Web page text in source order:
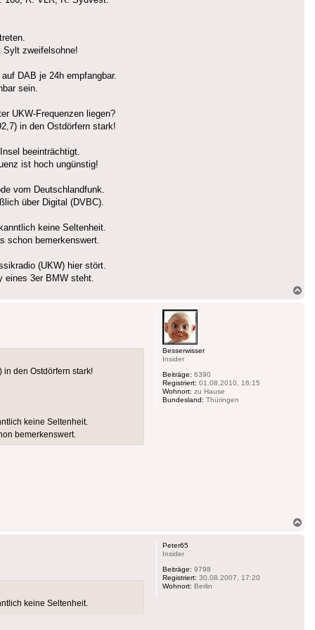
Sylt zweifelsohne!
DAB je 24h empfangbar.
sein.
UKW-Frequenzen liegen?
in den Ostdörfern stark!
beeinträchtigt.
ist hoch ungünstig!
vom Deutschlandfunk.
über Digital (DVBC).
keine Seltenheit.
schon bemerkenswert.
(UKW) hier stört.
eines 3er BMW steht.
Besserwisser
Insider
Beiträge: 6390
Registriert: 01.08.2010, 16:15
Wohnort: zu Hause
Bundesland: Thüringen
den Ostdörfern stark!
keine Seltenheit.
bemerkenswert.
Peter65
Insider
Beiträge: 9798
Registriert: 30.08.2007, 17:20
Wohnort: Berlin
keine Seltenheit.